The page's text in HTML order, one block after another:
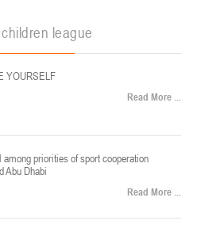
Минск
Дивизион 2, 22-24 апреля 2026 г., г.
, девушки
1, 17-19 апреля 2026 г., г. Гомель,
Минск
league
YOURSELF
Read More ...
priorities of sport cooperation
Abu Dhabi
Read More ...